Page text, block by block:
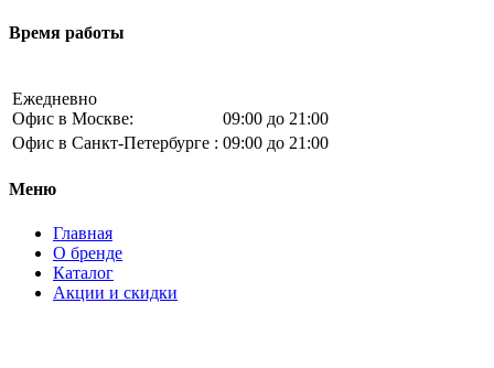
Время работы
Ежедневно
Офис в Москве:
09:00 до 21:00
Офис в Санкт-Петербурге : 09:00 до 21:00
Меню
Главная
О бренде
Каталог
Акции и скидки